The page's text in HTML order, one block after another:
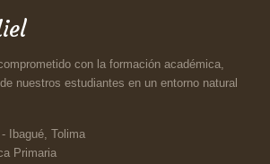
con la formación académica,
nuestros estudiantes en un entorno natural
Ibagué, Tolima
Primaria